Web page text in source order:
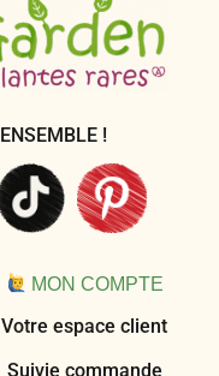
ENSEMBLE !
MON COMPTE
Votre espace client
Suivie commande